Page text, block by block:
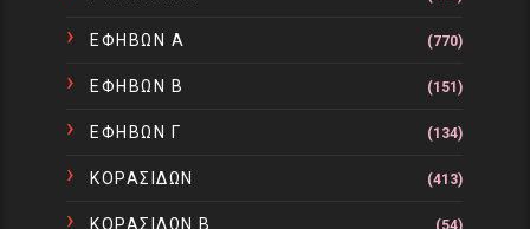
ΕΦΗΒΩΝ Α (770)
ΕΦΗΒΩΝ Β (151)
ΕΦΗΒΩΝ Γ (134)
ΚΟΡΑΣΙΔΩΝ (413)
ΚΟΡΑΣΙΔΩΝ Β (54)